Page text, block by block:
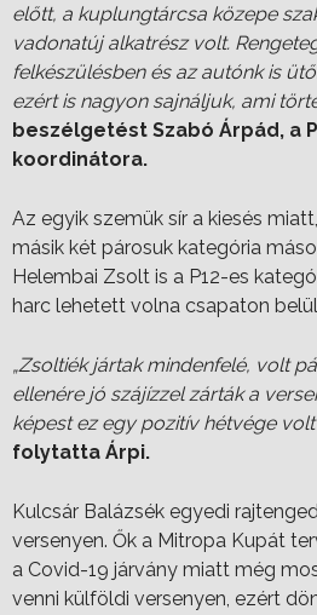
előtt, a kuplungtárcsa közepe
vadonatúj alkatrész volt.
felkészülésben és az autónk is
ezért is nagyon sajnáljuk, ami
beszélgetést Szabó Árpád, a
koordinátora.
Az egyik szemük sír a kiesés
másik két párosuk kategória
Helembai Zsolt is a P12-es
harc lehetett volna csapaton
„Zsoltiék jártak mindenfelé, volt
ellenére jó szájízzel zárták a
képest ez egy pozitív hétvége volt
folytatta Árpi.
Kulcsár Balázsék egyedi
versenyen. Ők a Mitropa Kupát
a Covid-19 járvány miatt még
venni külföldi versenyen, ezért